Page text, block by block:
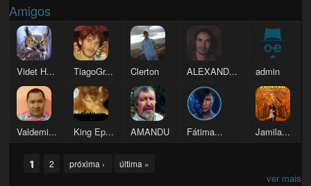
Amigos
Videt H... TiagoGr... Clerton ALEXAND... admin
Valdemi... King Ep... AMANDU Fátima... Jamila...
Pages
1 2 próxima › última »
ver mais